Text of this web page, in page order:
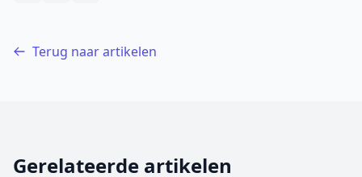
Terug naar artikelen
Gerelateerde artikelen